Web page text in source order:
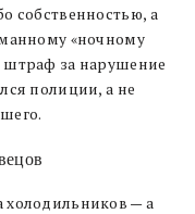
собственностью, а
«ночному
штраф за нарушение
полиции, а не
холодильников — а